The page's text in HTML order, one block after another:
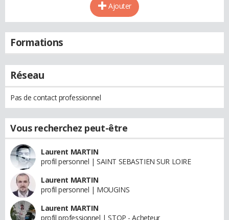
Ajouter
Formations
Réseau
Pas de contact professionnel
Vous recherchez peut-être
Laurent MARTIN
profil personnel | SAINT SEBASTIEN SUR LOIRE
Laurent MARTIN
profil personnel | MOUGINS
Laurent MARTIN
profil professionnel | STOP - Acheteur